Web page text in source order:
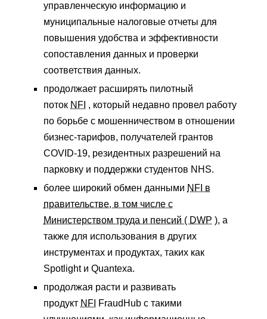
управленческую информацию и
муниципальные налоговые отчеты для
повышения удобства и эффективности
сопоставления данных и проверки
соответствия данных.
продолжает расширять пилотный
поток NFI , который недавно провел работу
по борьбе с мошенничеством в отношении
бизнес-тарифов, получателей грантов
COVID-19, резидентных разрешений на
парковку и поддержки студентов NHS.
более широкий обмен данными NFI в
правительстве, в том числе с
Министерством труда и пенсий ( DWP ), а
также для использования в других
инструментах и ​​​​продуктах, таких как
Spotlight и Quantexa.
продолжая расти и развивать
продукт NFI FraudHub с такими